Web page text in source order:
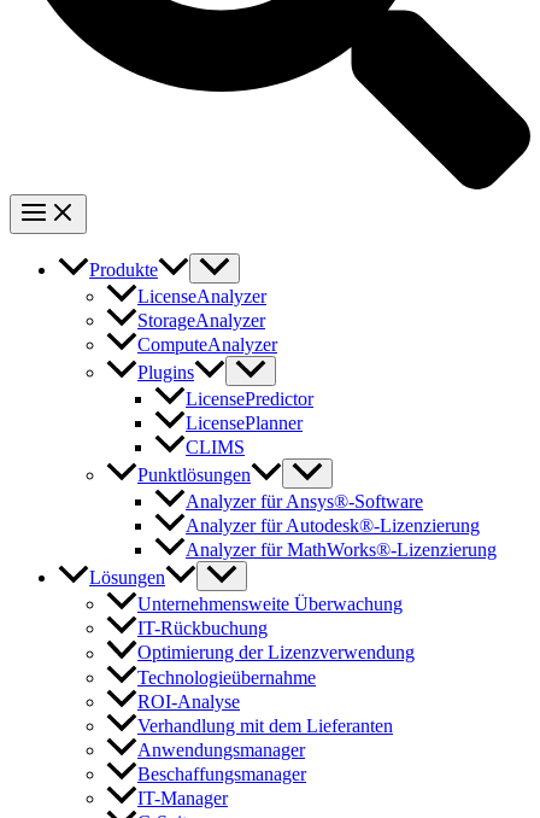
Produkte
LicenseAnalyzer
StorageAnalyzer
ComputeAnalyzer
Plugins
LicensePredictor
LicensePlanner
CLIMS
Punktlösungen
Analyzer für Ansys®-Software
Analyzer für Autodesk®-Lizenzierung
Analyzer für MathWorks®-Lizenzierung
Lösungen
Unternehmensweite Überwachung
IT-Rückbuchung
Optimierung der Lizenzverwendung
Technologieübernahme
ROI-Analyse
Verhandlung mit dem Lieferanten
Anwendungsmanager
Beschaffungsmanager
IT-Manager